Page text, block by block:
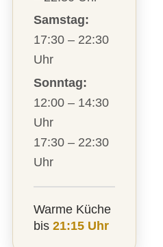
Samstag:
17:30 – 22:30
Uhr
Sonntag:
12:00 – 14:30
Uhr
17:30 – 22:30
Uhr
Warme Küche
bis 21:15 Uhr